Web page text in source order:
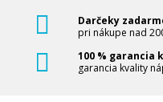
Darčeky
pri nákupe nad
100 % garancia
garancia kvality